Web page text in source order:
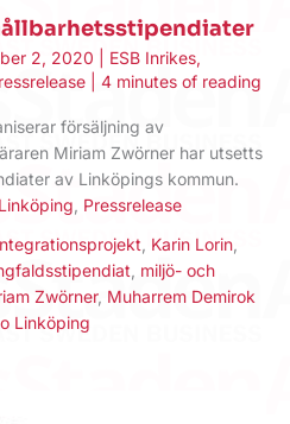
2, 2020 ESB Inrikes,
4 minutes of reading
försäljning av
Miriam Zwörner har utsetts
av Linköpings kommun.
Linköping Pressrelease
Karin Lorin
miljö- och
Zwörner, Muharrem Demirok
Linköping